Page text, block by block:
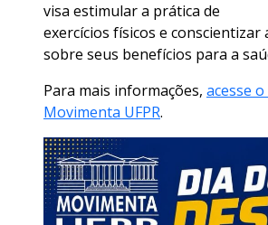
visa estimular a prática de
exercícios físicos e conscientizar
sobre seus benefícios para a
Para mais informações, acesse
Movimenta UFPR.